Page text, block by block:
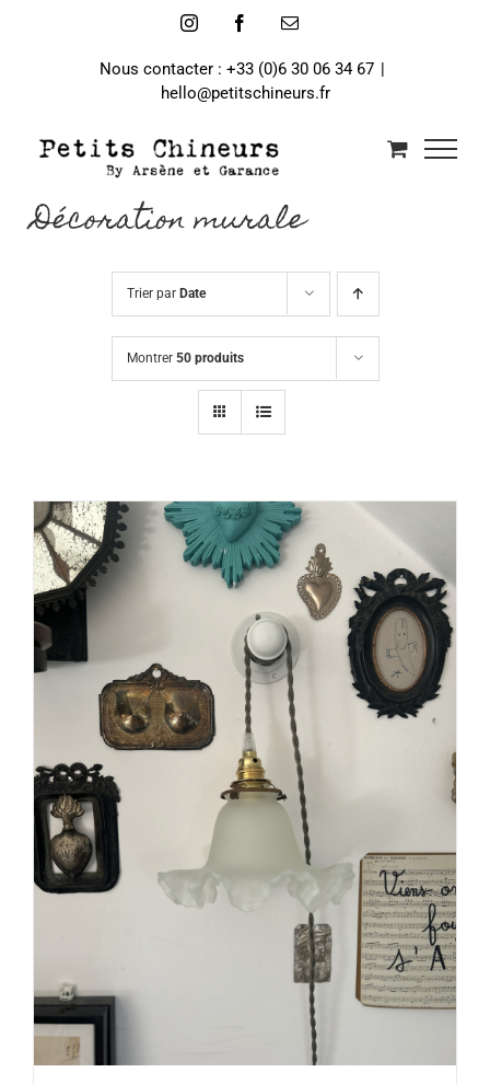
InstagramFacebookEmail
Nous contacter : +33 (0)6 30 06 34 67 |
hello@petitschineurs.fr
Décoration murale
Trier par Date
Montrer 50 produits
AJOUTER AU PANIER